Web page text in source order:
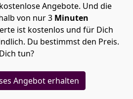
Angebote. Und die
von nur3 Minuten
ist kostenlos und für Dich
Du bestimmst den Preis.
tun?
Angebot erhalten